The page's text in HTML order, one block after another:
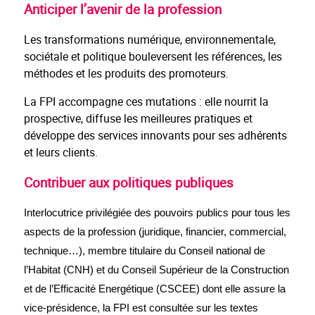
Anticiper l’avenir de la profession
Les transformations numérique, environnementale,
sociétale et politique bouleversent les références, les
méthodes et les produits des promoteurs.
La FPI accompagne ces mutations : elle nourrit la
prospective, diffuse les meilleures pratiques et
développe des services innovants pour ses adhérents
et leurs clients.
Contribuer aux politiques publiques
Interlocutrice privilégiée des pouvoirs publics pour tous les
aspects de la profession (juridique, financier, commercial,
technique…), membre titulaire du Conseil national de
l’Habitat (CNH) et du Conseil Supérieur de la Construction
et de l’Efficacité Energétique (CSCEE) dont elle assure la
vice-présidence, la FPI est consultée sur les textes